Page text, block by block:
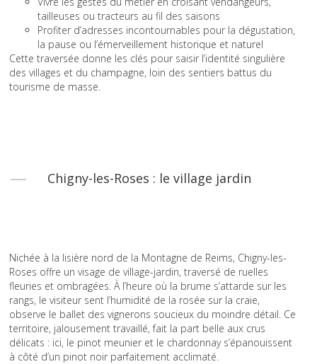
tailleuses ou tracteurs au fil des saisons
Profiter d’adresses incontournables pour la dégustation,
la pause ou l’émerveillement historique et naturel
Cette traversée donne les clés pour saisir l’identité singulière
des villages et du champagne, loin des sentiers battus du
tourisme de masse.
Chigny-les-Roses : le village jardin
Nichée à la lisière nord de la Montagne de Reims, Chigny-les-
Roses offre un visage de village-jardin, traversé de ruelles
fleuries et ombragées. À l’heure où la brume s’attarde sur les
rangs, le visiteur sent l’humidité de la rosée sur la craie,
observe le ballet des vignerons soucieux du moindre détail. Ce
territoire, jalousement travaillé, fait la part belle aux crus
délicats : ici, le pinot meunier et le chardonnay s’épanouissent
à côté d’un pinot noir parfaitement acclimaté.